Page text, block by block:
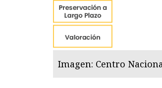
Imagen: Centro